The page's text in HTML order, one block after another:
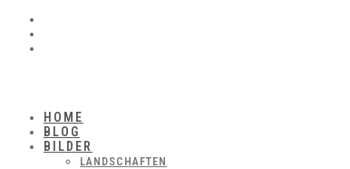
HOME
BLOG
BILDER
LANDSCHAFTEN